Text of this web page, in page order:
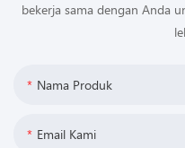
bekerja sama dengan Anda
Nama Produk
Email Kami